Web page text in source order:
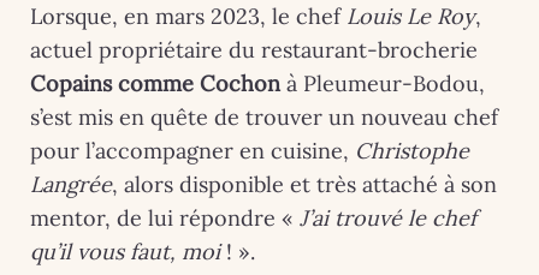
Lorsque, en mars 2023, le chef Louis Le Roy,
actuel propriétaire du restaurant-brocherie
Copains comme Cochonà Pleumeur-Bodou,
s’est mis en quête de trouver un nouveau chef
pour l’accompagner en cuisine, Christophe
Langrée, alors disponible et très attaché à son
mentor, de lui répondre « J’ai trouvé le chef
qu’il vous faut, moi! ».